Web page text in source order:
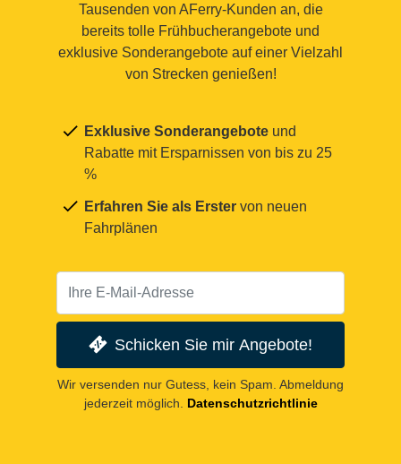
Tausenden von AFerry-Kunden an, die
bereits tolle Frühbucherangebote und
exklusive Sonderangebote auf einer Vielzahl
von Strecken genießen!
Exklusive Sonderangebote und
Rabatte mit Ersparnissen von bis zu 25
%
Erfahren Sie als Erster von neuen
Fahrplänen
Schicken Sie mir Angebote!
Wir versenden nur Gutess, kein Spam. Abmeldung
jederzeit möglich.
Datenschutzrichtlinie